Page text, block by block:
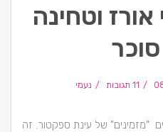
וטחינה
11 תגובות נעמי
"מזמינים" של עינת ספקטור. זה